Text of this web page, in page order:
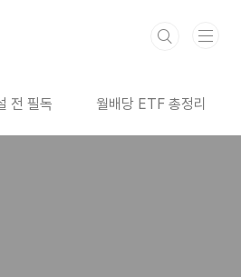
전 필독 월배당 ETF 총정리